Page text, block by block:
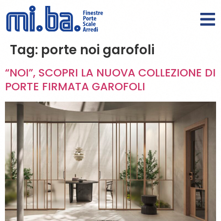
Tag: porte noi garofoli
“NOI”, SCOPRI LA NUOVA COLLEZIONE DI
PORTE FIRMATA GAROFOLI